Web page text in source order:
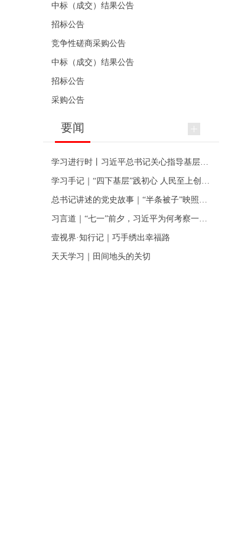
中标（成交）结果公告
招标公告
竞争性磋商采购公告
中标（成交）结果公告
招标公告
采购公告
要闻
壹视界·知行记｜巧手绣出幸福路
天天学习｜田间地头的关切